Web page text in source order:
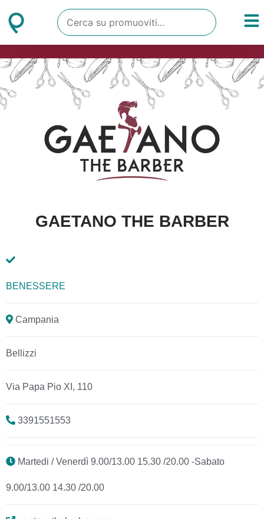
GAETANO THE BARBER
BENESSERE
Campania
Bellizzi
Via Papa Pio XI, 110
3391551553
Martedi / Venerdì 9.00/13.00 15.30 /20.00 -Sabato
9.00/13.00 14.30 /20.00